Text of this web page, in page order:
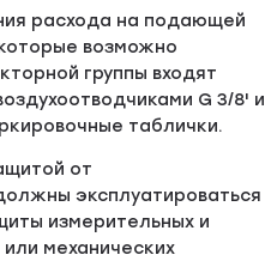
расхода на подающей
возможно
группы входят
G 3/8' и
таблички.
от
эксплуатироваться
измерительных и
механических